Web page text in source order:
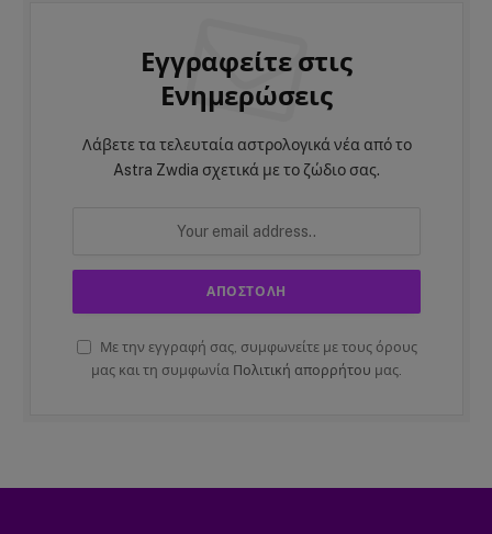
Εγγραφείτε στις
Ενημερώσεις
Λάβετε τα τελευταία αστρολογικά νέα από το
Astra Zwdia σχετικά με το ζώδιο σας.
Με την εγγραφή σας, συμφωνείτε με τους όρους
μας και τη συμφωνία Πολιτική απορρήτου μας.